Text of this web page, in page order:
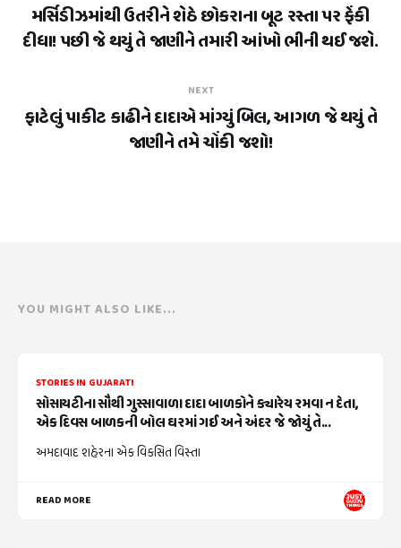
મર્સિડીઝમાંથી ઉતરીને શેઠે છોકરાના બૂટ રસ્તા પર ફેંકી
દીધા! પછી જે થયું તે જાણીને તમારી આંખો ભીની થઈ જશે.
NEXT
ફાટેલું પાકીટ કાઢીને દાદાએ માંગ્યું બિલ, આગળ જે થયું તે
જાણીને તમે ચોંકી જશો!
YOU MIGHT ALSO LIKE...
STORIES IN GUJARATI
સોસાયટીના સૌથી ગુસ્સાવાળા દાદા બાળકોને ક્યારેય રમવા ન દેતા,
એક દિવસ બાળકની બોલ ઘરમાં ગઈ અને અંદર જે જોયું તે...
અમદાવાદ શહેરના એક વિકસિત વિસ્તા
READ MORE